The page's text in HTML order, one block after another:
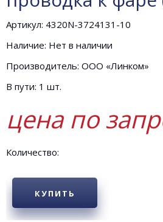
Артикул: 4320N-3724131-10
Наличие: Нет в наличии
Производитель: ООО «Линком»
В пути: 1 шт.
цена по
Количество:
КУПИТЬ